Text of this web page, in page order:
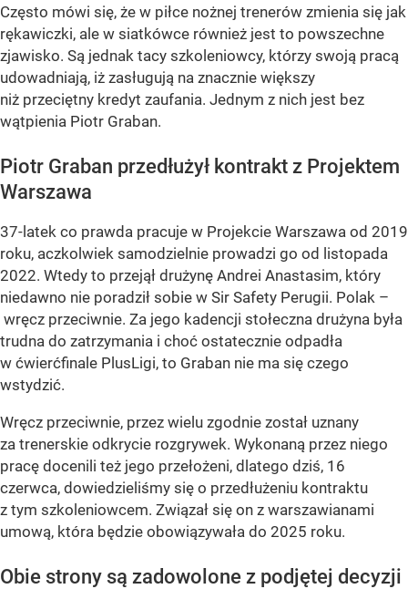
Często mówi się, że w piłce nożnej trenerów zmienia się jak
rękawiczki, ale w siatkówce również jest to powszechne
zjawisko. Są jednak tacy szkoleniowcy, którzy swoją pracą
udowadniają, iż zasługują na znacznie większy
niż przeciętny kredyt zaufania. Jednym z nich jest bez
wątpienia Piotr Graban.
Piotr Graban przedłużył kontrakt z Projektem
Warszawa
37-latek co prawda pracuje w Projekcie Warszawa od 2019
roku, aczkolwiek samodzielnie prowadzi go od listopada
2022. Wtedy to przejął drużynę Andrei Anastasim, który
niedawno nie poradził sobie w Sir Safety Perugii. Polak –
wręcz przeciwnie. Za jego kadencji stołeczna drużyna była
trudna do zatrzymania i choć ostatecznie odpadła
w ćwierćfinale PlusLigi, to Graban nie ma się czego
wstydzić.
Wręcz przeciwnie, przez wielu zgodnie został uznany
za trenerskie odkrycie rozgrywek. Wykonaną przez niego
pracę docenili też jego przełożeni, dlatego dziś, 16
czerwca, dowiedzieliśmy się o przedłużeniu kontraktu
z tym szkoleniowcem. Związał się on z warszawianami
umową, która będzie obowiązywała do 2025 roku.
Obie strony są zadowolone z podjętej decyzji